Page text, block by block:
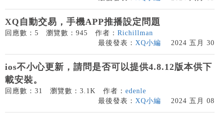
XQ自動交易，手機APP推播設定問題
回應數：5 瀏覽數：945 作者： Richillman
最後發表： XQ小編 2024 五月 30
ios不小心更新，請問是否可以提供4.8.12版本供下
載安裝。
回應數：31 瀏覽數：3.1K 作者： edenle
最後發表： XQ小編 2024 五月 08